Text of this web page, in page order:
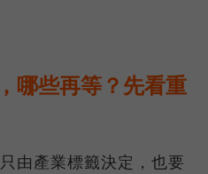
哪些再等？先看重
由產業標籤決定，也要